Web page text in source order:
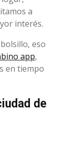
a
interés.
eso
app,
en tiempo
de